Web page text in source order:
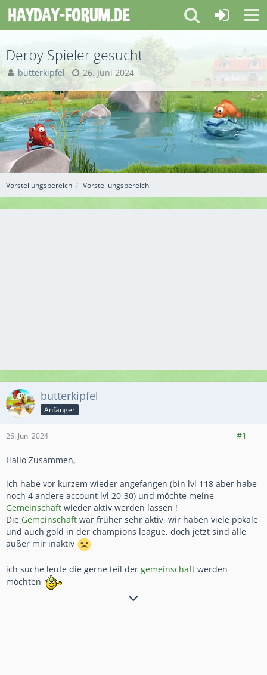
Vorstellungsbereich Vorstellungsbereich
Derby Spieler gesucht
butterkipfel 26. Juni 2024
butterkipfel
Anfänger
26. Juni 2024
#1
Hallo Zusammen,
ich habe vor kurzem wieder angefangen (bin lvl 118 aber habe
noch 4 andere account lvl 20-30) und möchte meine
Gemeinschaft wieder aktiv werden lassen !
Die Gemeinschaft war früher sehr aktiv, wir haben viele pokale
und auch gold in der champions league, doch jetzt sind alle
außer mir inaktiv
ich suche leute die gerne teil der gemeinschaft werden
möchten